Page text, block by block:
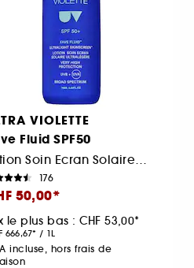
VIOLETTE
Fluid SPF50
Lotion Soin Ecran Solaire Ultra Legere
176
50,00
le plus bas : CHF 53,00
666,67 / 1L
incluse, hors frais de